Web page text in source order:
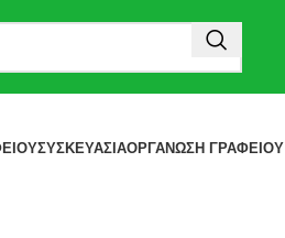
ΣΥΣΚΕΥΑΣΊΑΟΡΓΆΝΩΣΗ ΓΡΑΦΕΊΟΥ